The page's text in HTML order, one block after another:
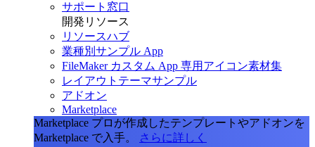
サポート窓口
開発リソース
リソースハブ
業種別サンプル App
FileMaker カスタム App 専用アイコン素材集
レイアウトテーマサンプル
アドオン
Marketplace
Marketplace プロが作成したテンプレートやアドオンを
Marketplace で入手。
さらに詳しく